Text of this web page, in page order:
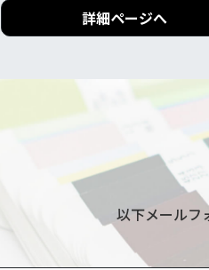
詳細ページへ
以下メールフ